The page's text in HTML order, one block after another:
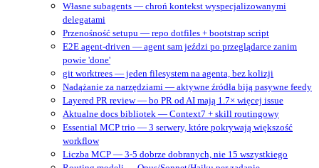
Własne subagents — chroń kontekst wyspecjalizowanymi
delegatami
Przenośność setupu — repo dotfiles + bootstrap script
E2E agent-driven — agent sam jeździ po przeglądarce zanim
powie 'done'
git worktrees — jeden filesystem na agenta, bez kolizji
Nadążanie za narzędziami — aktywne źródła biją pasywne feedy
Layered PR review — bo PR od AI mają 1.7× więcej issue
Aktualne docs bibliotek — Context7 + skill routingowy
Essential MCP trio — 3 serwery, które pokrywają większość
workflow
Liczba MCP — 3-5 dobrze dobranych, nie 15 wszystkiego